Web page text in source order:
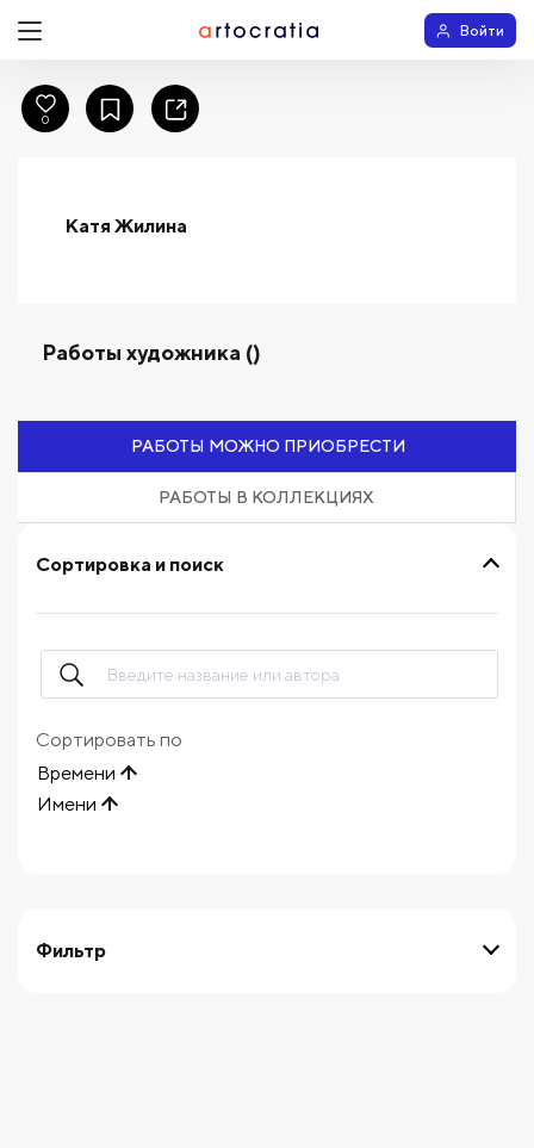
Войти
Катя Жилина
Работы художника ()
РАБОТЫ МОЖНО ПРИОБРЕСТИ
РАБОТЫ В КОЛЛЕКЦИЯХ
Фильтр
Сортировка и поиск
Сортировать по
Времени
Имени
0